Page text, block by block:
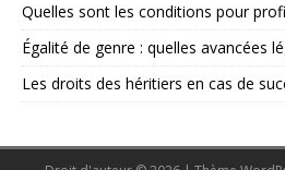
Quelles sont les conditions pour
Égalité de genre : quelles avancées
Les droits des héritiers en cas de